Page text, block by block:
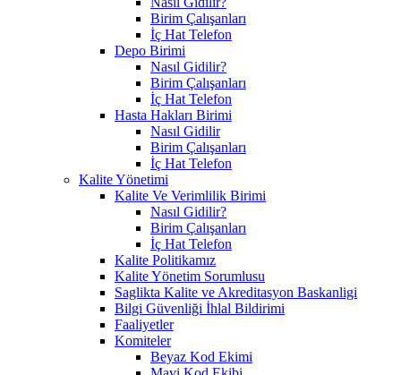
Birim Çalışanları
İç Hat Telefon
Depo Birimi
Nasıl Gidilir?
Birim Çalışanları
İç Hat Telefon
Hasta Hakları Birimi
Nasıl Gidilir
Birim Çalışanları
İç Hat Telefon
Kalite Yönetimi
Kalite Ve Verimlilik Birimi
Nasıl Gidilir?
Birim Çalışanları
İç Hat Telefon
Kalite Politikamız
Kalite Yönetim Sorumlusu
Saglikta Kalite ve Akreditasyon Baskanligi
Bilgi Güvenliği İhlal Bildirimi
Faaliyetler
Komiteler
Beyaz Kod Ekimi